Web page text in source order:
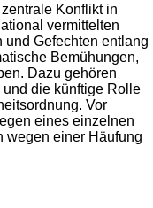
Konflikt in
vermittelten
und Gefechten entlang
Bemühungen,
Dazu gehören
die künftige Rolle
Vor
eines einzelnen
wegen einer Häufung